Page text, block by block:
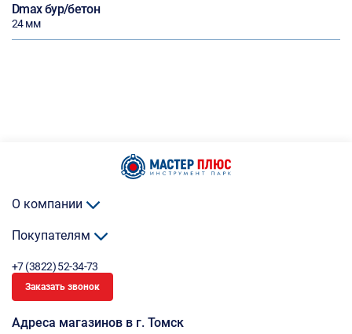
Dmax бур/бетон
24 мм
О компании
Покупателям
+7 (3822) 52-34-73
Заказать звонок
Адреса магазинов в г. Томск